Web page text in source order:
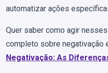
automatizar ações
Quer saber como agir
completo sobre negativação
Negativação: As